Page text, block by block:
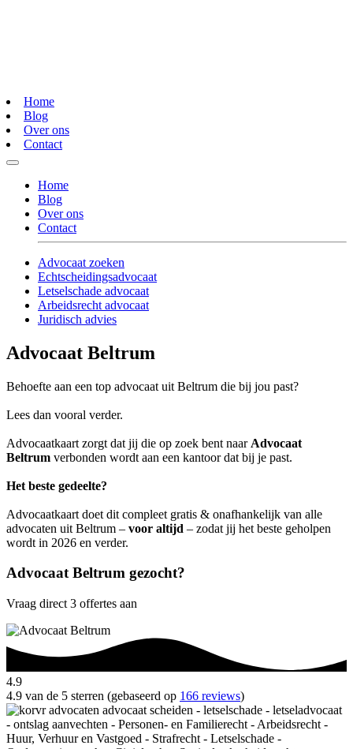
Home
Blog
Over ons
Contact
Home
Blog
Over ons
Contact
Advocaat zoeken
Echtscheidingsadvocaat
Letselschade advocaat
Arbeidsrecht advocaat
Juridisch advies
Advocaat Beltrum
Behoefte aan een top advocaat uit Beltrum die bij jou past?
Lees dan vooral verder.
Advocaatkaart zorgt dat jij die op zoek bent naar Advocaat
Beltrum verbonden wordt aan een kantoor dat bij je past.
Het beste gedeelte?
Advocaatkaart doet dit compleet gratis & onafhankelijk van alle
advocaten uit Beltrum – voor altijd – zodat jij het beste geholpen
wordt in 2026 en verder.
Advocaat Beltrum gezocht?
Vraag direct 3 offertes aan
4.9
4.9 van de 5 sterren (gebaseerd op 166 reviews)